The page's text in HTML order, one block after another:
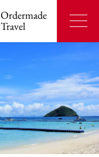
Ordermade
Travel